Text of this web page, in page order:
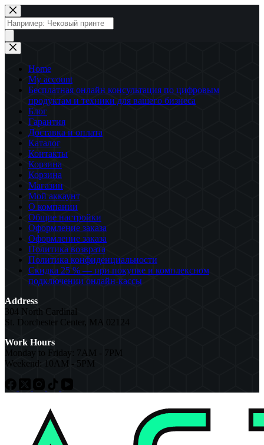
Перейти
к
сути
Поиск
товаров
Home
My account
Бесплатная онлайн консультация по цифровым
продуктам и техники для вашего бизнеса
Блог
Гарантия
Доставка и оплата
Каталог
Контакты
Корзина
Корзина
Магазин
Мой аккаунт
О компании
Общие настройки
Оформление заказа
Оформление заказа
Политика возврата
Политика конфиденциальности
Скидка 25 % — при покупке и комплексном
подключении онлайн-кассы
Address
304 North Cardinal
St. Dorchester Center, MA 02124
Work Hours
Monday to Friday: 7AM - 7PM
Weekend: 10AM - 5PM